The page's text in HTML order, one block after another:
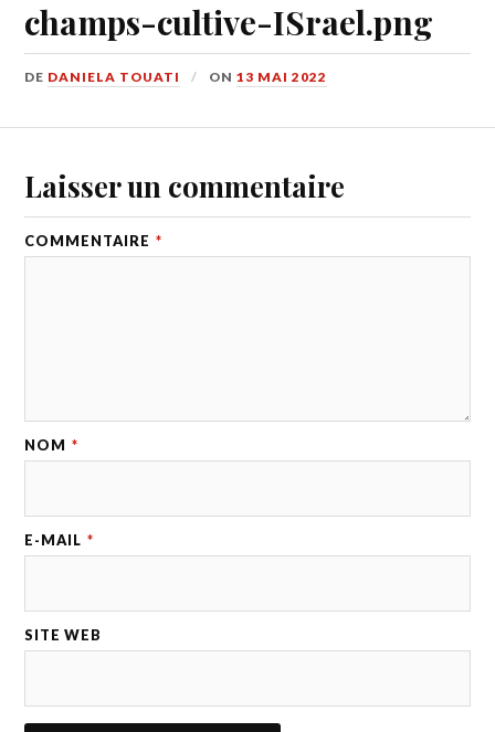
champs-cultive-ISrael.png
DE DANIELA TOUATI ON13 MAI 2022
Laisser un commentaire
COMMENTAIRE *
NOM *
E-MAIL *
SITE WEB